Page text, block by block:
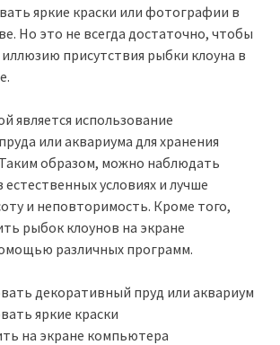
яркие краски или фотографии в
Но это не всегда достаточно, чтобы
присутствия рыбки клоуна в
является использование
или аквариума для хранения
образом, можно наблюдать
условиях и лучше
и неповторимость. Кроме того,
рыбок клоунов на экране
различных программ.
декоративный пруд или аквариум
яркие краски
на экране компьютера